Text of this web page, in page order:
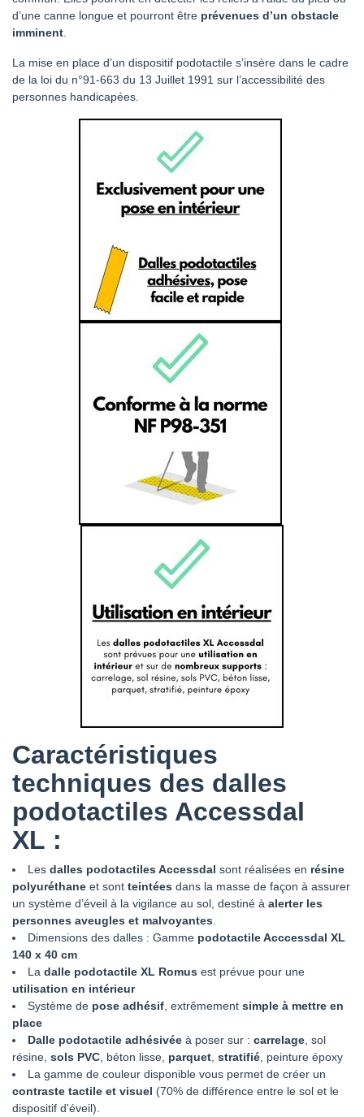
d’une canne longue et pourront être prévenues d’un obstacle
imminent
La mise en place d’un dispositif podotactile s’insère dans le cadre
de la loi du n°91-663 du 13 Juillet 1991 sur l’accessibilité des
personnes handicapées.
Caractéristiques
techniques des dalles
podotactiles Accessdal
XL :
Les dalles podotactiles Accessdal sont réalisées en résine
polyuréthane et sont teintées dans la masse de façon à assurer
un système d’éveil à la vigilance au sol, destiné à alerter les
personnes aveugles et malvoyantes
Dimensions des dalles : Gamme podotactile Acccessdal XL
140 x 40 cm
La dalle podotactile XL Romus est prévue pour une
utilisation en intérieur
Système de pose adhésif , extrêmement simple à mettre en
place
Dalle podotactile adhésivée à poser sur : carrelage , sol
résine, sols PVC , béton lisse, parquet stratifié , peinture époxy
La gamme de couleur disponible vous permet de créer un
contraste tactile et visuel (70% de différence entre le sol et le
dispositif d'éveil).